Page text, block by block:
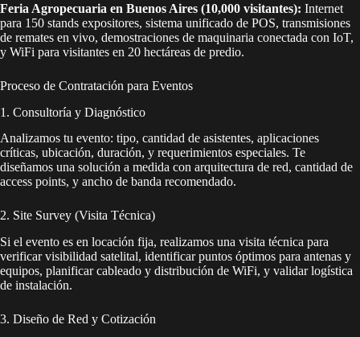
Feria Agropecuaria en Buenos Aires (10,000 visitantes): Internet
para 150 stands expositores, sistema unificado de POS, transmisiones
de remates en vivo, demostraciones de maquinaria conectada con IoT,
y WiFi para visitantes en 20 hectáreas de predio.
Proceso de Contratación para Eventos
1. Consultoría y Diagnóstico
Analizamos tu evento: tipo, cantidad de asistentes, aplicaciones
críticas, ubicación, duración, y requerimientos especiales. Te
diseñamos una solución a medida con arquitectura de red, cantidad de
access points, y ancho de banda recomendado.
2. Site Survey (Visita Técnica)
Si el evento es en locación fija, realizamos una visita técnica para
verificar visibilidad satelital, identificar puntos óptimos para antenas y
equipos, planificar cableado y distribución de WiFi, y validar logística
de instalación.
3. Diseño de Red y Cotización